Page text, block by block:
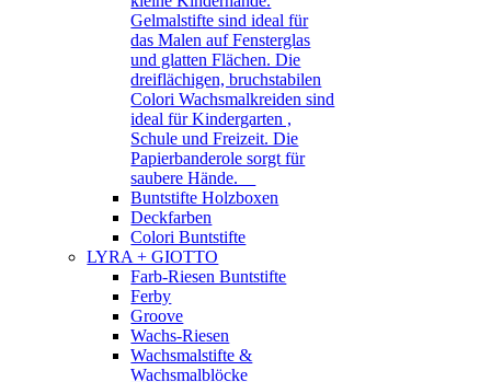
Gelmalstifte sind ideal für
das Malen auf Fensterglas
und glatten Flächen. Die
dreiflächigen, bruchstabilen
Colori Wachsmalkreiden sind
ideal für Kindergarten ,
Schule und Freizeit. Die
Papierbanderole sorgt für
saubere Hände.
Buntstifte Holzboxen
Deckfarben
Colori Buntstifte
LYRA + GIOTTO
Farb-Riesen Buntstifte
Ferby
Groove
Wachs-Riesen
Wachsmalstifte &
Wachsmalblöcke